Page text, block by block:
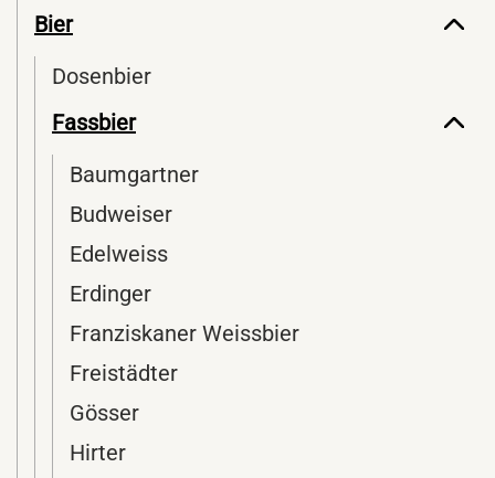
Bier
Dosenbier
Fassbier
Baumgartner
Budweiser
Edelweiss
Erdinger
Franziskaner Weissbier
Freistädter
Gösser
Hirter